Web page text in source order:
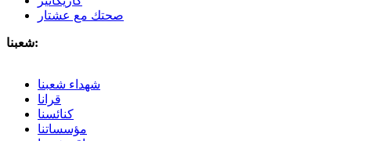
صحتك مع عشتار
شعبنا:
شهداء شعبنا
قرانا
كنائسنا
مؤسساتنا